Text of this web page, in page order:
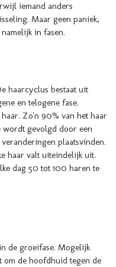
iemand anders
Maar geen paniek,
in fasen.
haarcyclus bestaat uit
en telogene fase.
Zo'n 90% van het haar
wordt gevolgd door een
plaatsvinden.
haar valt uiteindelijk uit.
dag 50 tot 100 haren te
de groeifase. Mogelijk
om de hoofdhuid tegen de